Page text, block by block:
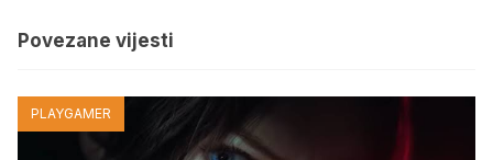
Povezane vijesti
PLAYGAMER